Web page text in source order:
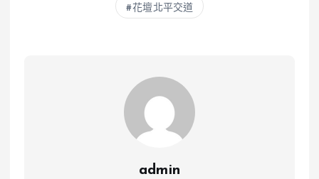
花壇北平交道
admin